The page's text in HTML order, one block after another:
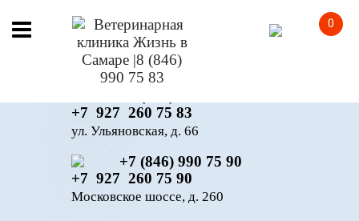
0
+7 927 260 75 83
ул. Ульяновская, д. 66
+7 (846) 990 75 90
+7 927 260 75 90
Московское шоссе, д. 260